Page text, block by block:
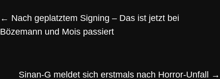
← Nach geplatztem Signing – Das ist jetzt bei
Bözemann und Mois passiert
Sinan-G meldet sich erstmals nach Horror-Unfall →